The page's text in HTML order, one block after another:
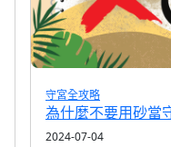
守宮全攻略
為什麼不要用砂當
2024-07-04